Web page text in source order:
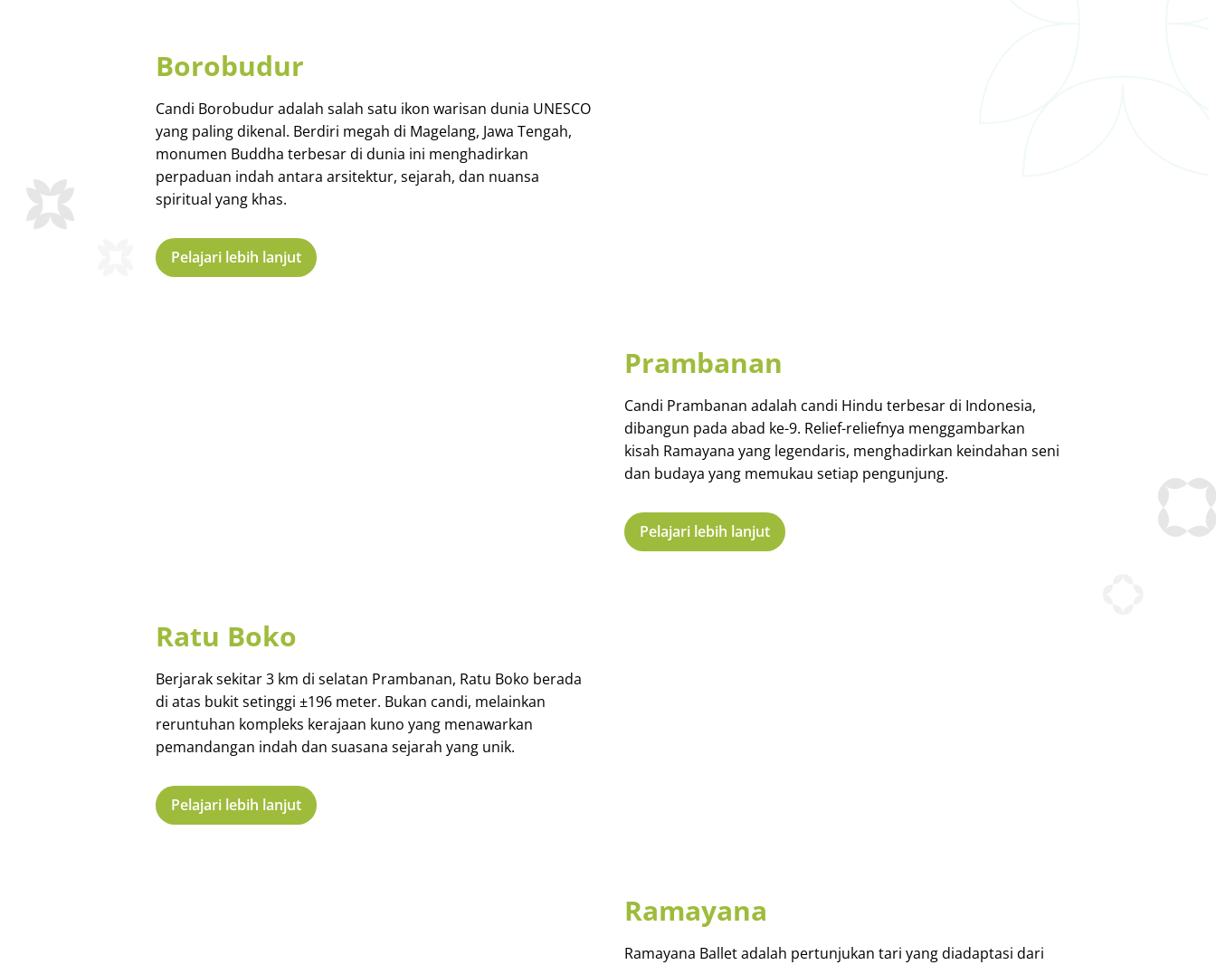
Borobudur
Candi Borobudur adalah salah satu ikon warisan dunia UNESCO
yang paling dikenal. Berdiri megah di Magelang, Jawa Tengah,
monumen Buddha terbesar di dunia ini menghadirkan
perpaduan indah antara arsitektur, sejarah, dan nuansa
spiritual yang khas.
Pelajari lebih lanjut
Prambanan
Candi Prambanan adalah candi Hindu terbesar di Indonesia,
dibangun pada abad ke-9. Relief-reliefnya menggambarkan
kisah Ramayana yang legendaris, menghadirkan keindahan seni
dan budaya yang memukau setiap pengunjung.
Pelajari lebih lanjut
Ratu Boko
Berjarak sekitar 3 km di selatan Prambanan, Ratu Boko berada
di atas bukit setinggi ±196 meter. Bukan candi, melainkan
reruntuhan kompleks kerajaan kuno yang menawarkan
pemandangan indah dan suasana sejarah yang unik.
Pelajari lebih lanjut
Ramayana
Ramayana Ballet adalah pertunjukan tari yang diadaptasi dari